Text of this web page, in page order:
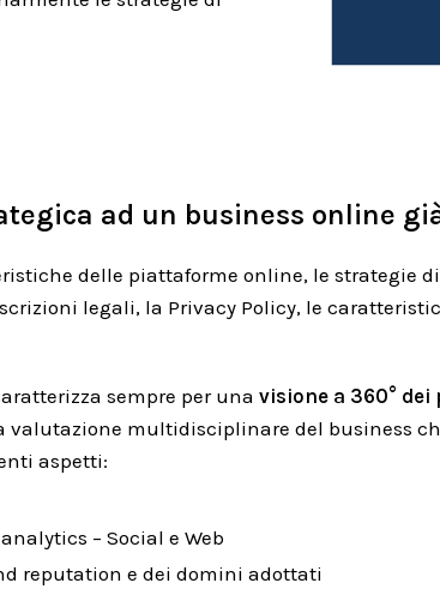
ad un business online
delle piattaforme online, le strategie
legali, la Privacy Policy, le
sempre per una visione a 360°
valutazione multidisciplinare del business
aspetti:
– Social e Web
reputation e dei domini adottati